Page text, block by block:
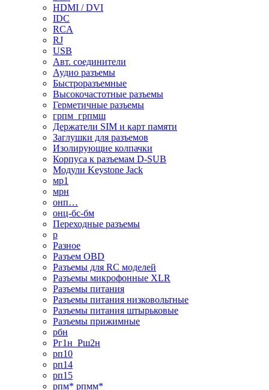
HDMI / DVI
IDC
RCA
RJ
USB
Авт. соединители
Аудио разъемы
Быстроразъемные
Высокочастотные разъемы
Герметичные разъемы
грпм_грпмш
Держатели SIM и карт памяти
Заглушки для разъемов
Изолирующие колпачки
Корпуса к разъемам D-SUB
Модули Keystone Jack
мр1
мрн
онп…
онц-бс-бм
Переходные разъемы
р
Разное
Разъем OBD
Разъемы для RC моделей
Разъемы микрофонные XLR
Разъемы питания
Разъемы питания низковольтные
Разъемы питания штырьковые
Разъемы прижимные
рбн
Рг1н_Рш2н
рп10
рп14
рп15
рпм* рпмм*